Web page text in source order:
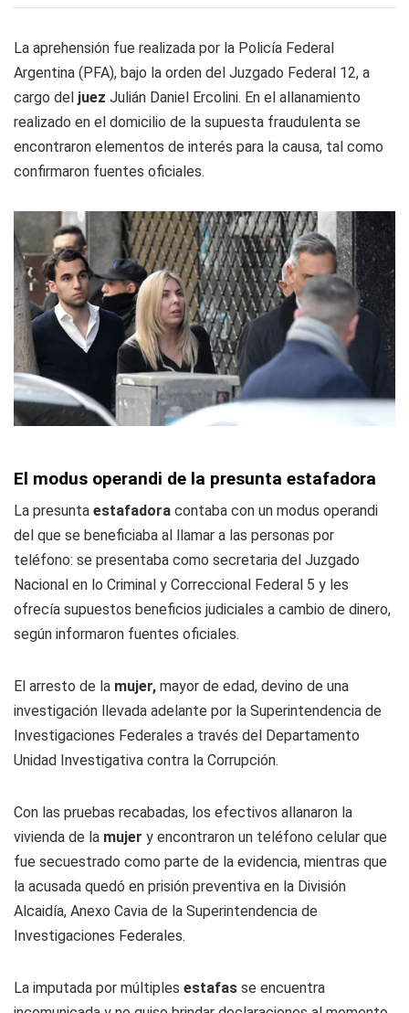
La aprehensión fue realizada por la Policía Federal
Argentina (PFA), bajo la orden del Juzgado Federal 12, a
cargo del juez Julián Daniel Ercolini. En el allanamiento
realizado en el domicilio de la supuesta fraudulenta se
encontraron elementos de interés para la causa, tal como
confirmaron fuentes oficiales.
El modus operandi de la presunta estafadora
La presunta estafadora contaba con un modus operandi
del que se beneficiaba al llamar a las personas por
teléfono: se presentaba como secretaria del Juzgado
Nacional en lo Criminal y Correccional Federal 5 y les
ofrecía supuestos beneficios judiciales a cambio de dinero,
según informaron fuentes oficiales.
El arresto de la mujer, mayor de edad, devino de una
investigación llevada adelante por la Superintendencia de
Investigaciones Federales a través del Departamento
Unidad Investigativa contra la Corrupción.
Con las pruebas recabadas, los efectivos allanaron la
vivienda de la mujer y encontraron un teléfono celular que
fue secuestrado como parte de la evidencia, mientras que
la acusada quedó en prisión preventiva en la División
Alcaidía, Anexo Cavia de la Superintendencia de
Investigaciones Federales.
La imputada por múltiples estafas se encuentra